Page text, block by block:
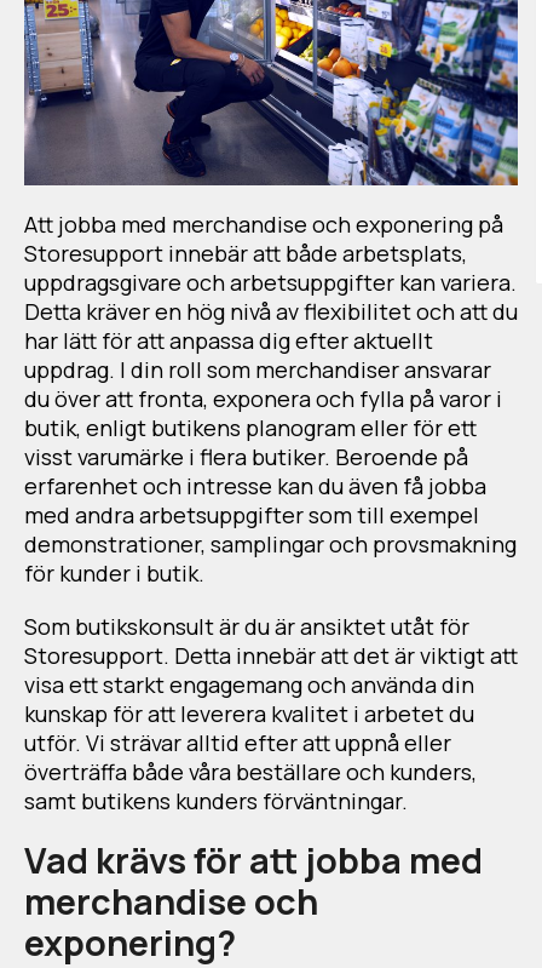
Att jobba med merchandise och exponering på
Storesupport innebär att både arbetsplats,
uppdragsgivare och arbetsuppgifter kan variera.
Detta kräver en hög nivå av flexibilitet och att du
har lätt för att anpassa dig efter aktuellt
uppdrag. I din roll som merchandiser ansvarar
du över att fronta, exponera och fylla på varor i
butik, enligt butikens planogram eller för ett
visst varumärke i flera butiker. Beroende på
erfarenhet och intresse kan du även få jobba
med andra arbetsuppgifter som till exempel
demonstrationer, samplingar och provsmakning
för kunder i butik.
Som butikskonsult är du är ansiktet utåt för
Storesupport. Detta innebär att det är viktigt att
visa ett starkt engagemang och använda din
kunskap för att leverera kvalitet i arbetet du
utför. Vi strävar alltid efter att uppnå eller
överträffa både våra beställare och kunders,
samt butikens kunders förväntningar.
Vad krävs för att jobba med
merchandise och
exponering?